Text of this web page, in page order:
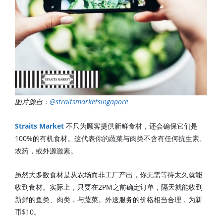
图片源自： @straitsmarketsingapore
Straits Market 不只为顾客提供新鲜食材，还会确保它们是
100%的有机食材。这代表你的蔬菜与肉类不含有任何抗生素、
农药，或外源激素。
虽然大多数食材是从农场而非工厂产出，你无需等待太久就能
收到食材。实际上，只要在2PM之前确定订单，隔天就能收到
新鲜的鱼类、肉类，与蔬菜。外送服务的价格相当合理，为新
币$10。